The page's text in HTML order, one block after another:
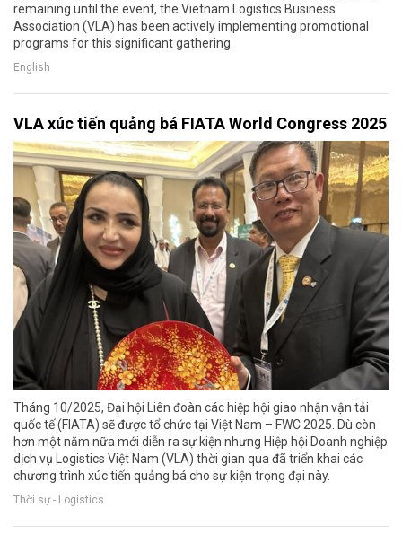
remaining until the event, the Vietnam Logistics Business
Association (VLA) has been actively implementing promotional
programs for this significant gathering.
English
VLA xúc tiến quảng bá FIATA World Congress 2025
Tháng 10/2025, Đại hội Liên đoàn các hiệp hội giao nhận vận tải
quốc tế (FIATA) sẽ được tổ chức tại Việt Nam – FWC 2025. Dù còn
hơn một năm nữa mới diễn ra sự kiện nhưng Hiệp hội Doanh nghiệp
dịch vụ Logistics Việt Nam (VLA) thời gian qua đã triển khai các
chương trình xúc tiến quảng bá cho sự kiện trọng đại này.
Thời sự - Logistics